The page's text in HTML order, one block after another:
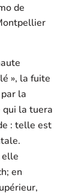
de
», la fuite
la
qui la tuera
: telle est
elle
en